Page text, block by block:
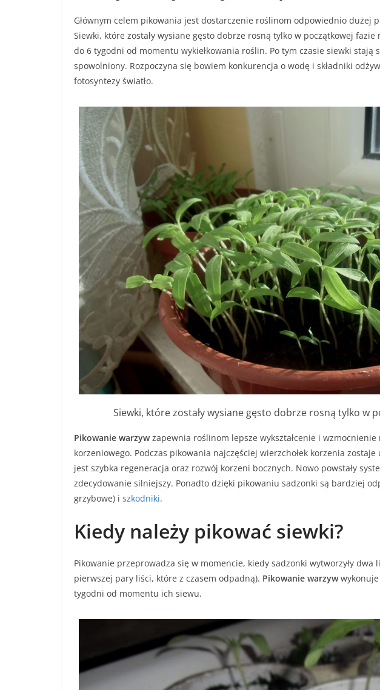
Głównym celem pikowania jest dostarczenie roślinom odpowiednio dużej
Siewki, które zostały wysiane gęsto dobrze rosną tylko w początkowej fazie
do 6 tygodni od momentu wykiełkowania roślin. Po tym czasie siewki stają
spowolniony. Rozpoczyna się bowiem konkurencja o wodę i składniki
fotosyntezy światło.
Siewki, które zostały wysiane gęsto dobrze rosną tylko w
Pikowanie warzywzapewnia roślinom lepsze wykształcenie i wzmocnienie
korzeniowego. Podczas pikowania najczęściej wierzchołek korzenia
jest szybka regeneracja oraz rozwój korzeni bocznych. Nowo powstały
zdecydowanie silniejszy. Ponadto dzięki pikowaniu sadzonki są bardziej
grzybowe) i szkodniki.
Kiedy należy pikować siewki?
Pikowanie przeprowadza się w momencie, kiedy sadzonki wytworzyły dwa
pierwszej pary liści, które z czasem odpadną). Pikowanie warzyw
tygodni od momentu ich siewu.